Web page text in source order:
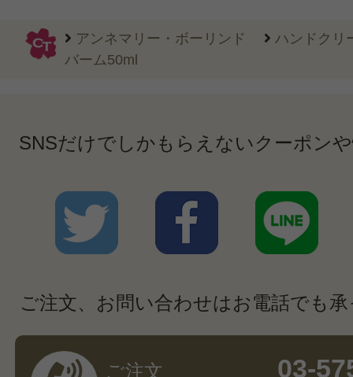
アンネマリー・ボーリンド
ハンドクリ
バーム50ml
SNSだけでしかもらえないクーポン
ご注文、お問い合わせはお電話でも
ご注文 03-